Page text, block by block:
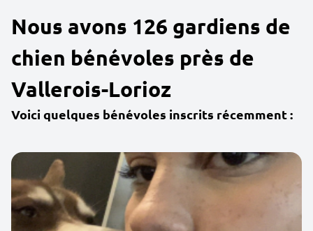
Nous avons 126 gardiens de
chien bénévoles près de
Vallerois-Lorioz
Voici quelques bénévoles inscrits récemment :